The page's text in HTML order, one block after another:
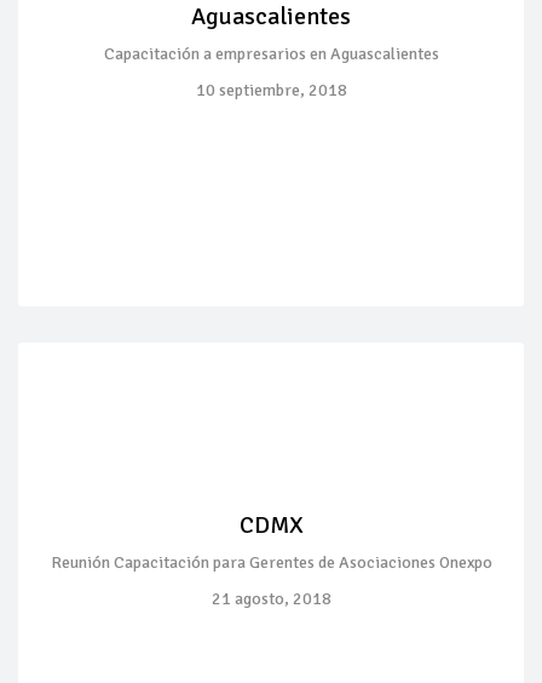
Aguascalientes
Capacitación a empresarios en Aguascalientes
10 septiembre, 2018
CDMX
Reunión Capacitación para Gerentes de Asociaciones Onexpo
21 agosto, 2018